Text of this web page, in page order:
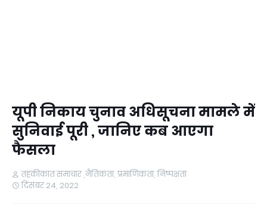
यूपी निकाय चुनाव अधिसूचना मामले में
सुनिवाई पूरी , जानिए कब आएगा
फैसला
तहकीकात समाचार ,नैतिकता, प्रमाणिकता, निष्पक्षता
दिसंबर 24, 2022